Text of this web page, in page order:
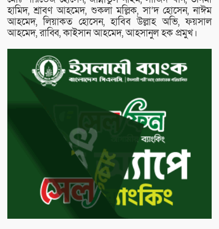
হামিদ, শ্রাবণ আহমেদ, শুকলা মল্লিক, সা’দ হোসেন, নাঈম
আহমেদ, লিয়াকত হোসেন, হাবিব উল্লাহ অভি, ফয়সাল
আহমেদ, রাব্বি, কাইসান আহমেদ, আহসানুল হক প্রমুখ।